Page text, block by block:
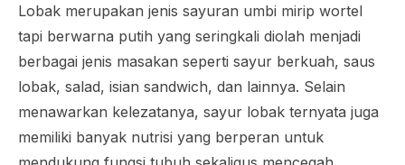
Lobak merupakan jenis sayuran umbi mirip wortel
tapi berwarna putih yang seringkali diolah menjadi
berbagai jenis masakan seperti sayur berkuah, saus
lobak, salad, isian sandwich, dan lainnya. Selain
menawarkan kelezatanya, sayur lobak ternyata juga
memiliki banyak nutrisi yang berperan untuk